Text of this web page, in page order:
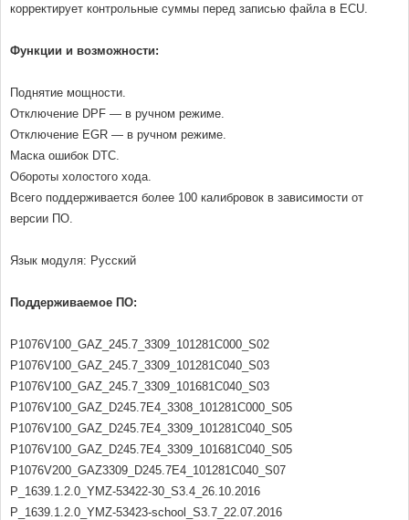
корректирует контрольные суммы перед записью файла в ECU.
Функции и возможности:
Поднятие мощности.
Отключение DPF — в ручном режиме.
Отключение EGR — в ручном режиме.
Маска ошибок DTC.
Обороты холостого хода.
Всего поддерживается более 100 калибровок в зависимости от
версии ПО.
Язык модуля: Русский
Поддерживаемое ПО:
P1076V100_GAZ_245.7_3309_101281C000_S02
P1076V100_GAZ_245.7_3309_101281C040_S03
P1076V100_GAZ_245.7_3309_101681C040_S03
P1076V100_GAZ_D245.7E4_3308_101281C000_S05
P1076V100_GAZ_D245.7E4_3309_101281C040_S05
P1076V100_GAZ_D245.7E4_3309_101681C040_S05
P1076V200_GAZ3309_D245.7E4_101281C040_S07
P_1639.1.2.0_YMZ-53422-30_S3.4_26.10.2016
P_1639.1.2.0_YMZ-53423-school_S3.7_22.07.2016